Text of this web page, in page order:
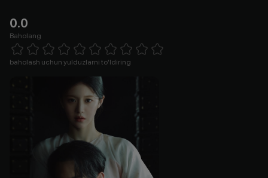
0.0
Baholang
1 Star 2 Stars 3 Stars 4 Stars5 Stars 6 Stars7 Stars8 Stars
baholash uchun yulduzlarni to'ldiring